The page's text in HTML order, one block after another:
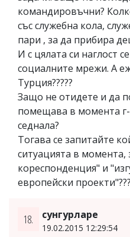
командировъчни?
със служебна кола,
пари , за да прибира
И с цялата си наглост
социалните мрежи. А
Турция?????
Защо не отидете и да
помещава в момента
седнала?
Тогава се запитайте
ситуацията в момента,
кореспонденция" и
европейски проекти"???
18. сунгурларе
19.02.2015 12:29:54